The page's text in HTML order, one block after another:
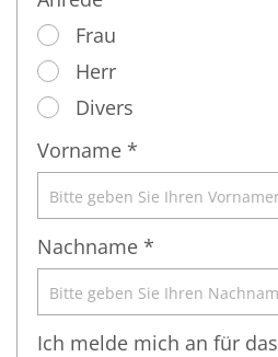
Frau
Herr
Divers
Vorname *
Nachname *
Ich melde mich an für das